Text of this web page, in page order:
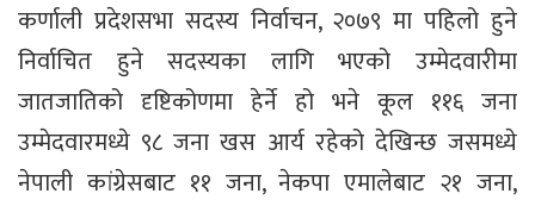
कर्णाली प्रदेशसभा सदस्य निर्वाचन, २०७९ मा पहिलो हुने
निर्वाचित हुने सदस्यका लागि भएको उम्मेदवारीमा
जातजातिको दृष्टिकोणमा हेर्ने हो भने कूल ११६ जना
उम्मेदवारमध्ये ९८ जना खस आर्य रहेको देखिन्छ जसमध्ये
नेपाली कांग्रेसबाट ११ जना, नेकपा एमालेबाट २१ जना,